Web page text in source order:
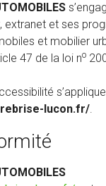
extranet et ses
et mobilier
47 de la loi no
lucon.fr/.